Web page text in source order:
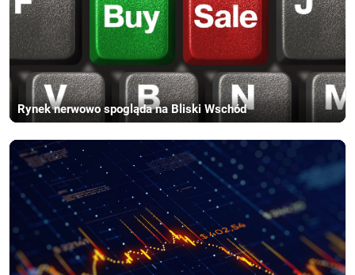
Rynek nerwowo spogląda na Bliski Wschód